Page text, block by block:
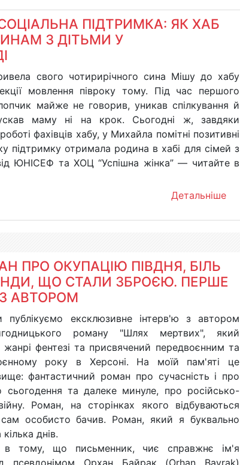
ПІДТРИМКА: ЯК ХАБ
З ДІТЬМИ У
свого чотирирічного сина Мішу до хабу
мовлення півроку тому. Під час першого
майже не говорив, уникав спілкування й
маму ні на крок. Сьогодні ж, завдяки
роботі фахівців хабу, у Михайла помітні позитивні
підтримку отримала родина в хабі для сімей з
ЮНІСЕФ та ХОЦ “Успішна жінка” — читайте в
Детальніше
ПРО ОКУПАЦІЮ ПІВДНЯ, БІЛЬ
ЩО СТАЛИ ЗБРОЄЮ. ПЕРШЕ
АВТОРОМ
публікуємо ексклюзивне інтерв'ю з автором
роману "Шлях мертвих", який
фентезі та присвячений передвоєнним та
року в Херсоні. На моїй пам'яті це
фантастичний роман про сучасність і про
сьогодення та далеке минуле, про російсько-
Роман, на сторінках якого відбуваються
сам особисто бачив. Роман, який я буквально
днів.
в тому, що письменник, чиє справжнє ім'я
псевдонімом Орхан Байрак (Orhan Bayrak)